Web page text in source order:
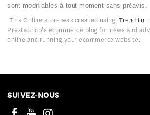
sont modifiables à tout moment sans préavis.
This Online store was created using iTrend.tn
PrestaShop's ecommerce blog for news and
online and running your ecommerce website.
SUIVEZ-NOUS